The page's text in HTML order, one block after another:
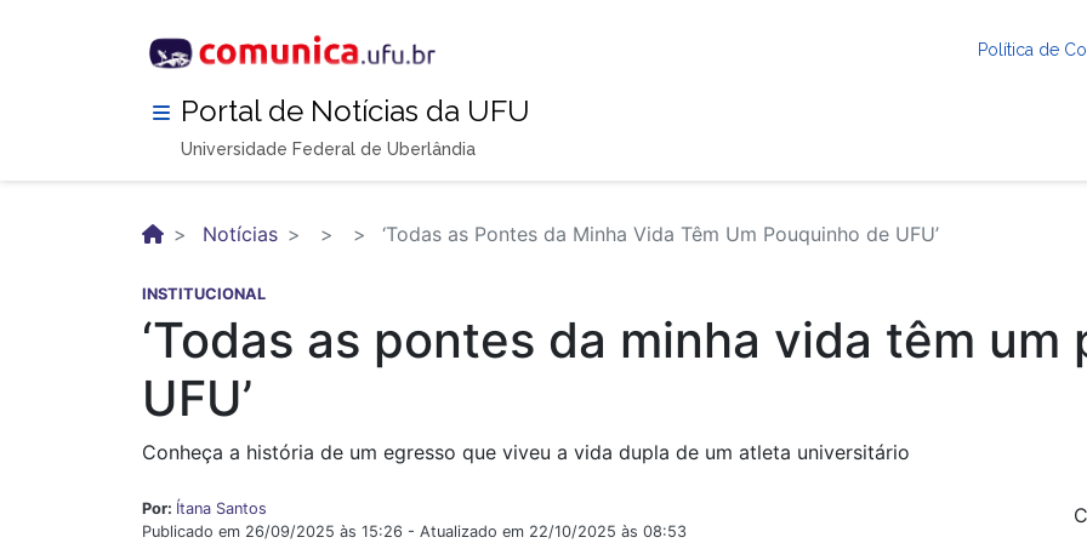
Política de
Portal de Notícias da UFU
Universidade Federal de Uberlândia
Notícias ‘Todas as Pontes da Minha Vida Têm Um Pouquinho de UFU’
INSTITUCIONAL
‘Todas as pontes da minha vida têm um
UFU’
Conheça a história de um egresso que viveu a vida dupla de um atleta universitário
Por: Ítana Santos
Publicado em 26/09/2025 às 15:26 - Atualizado em 22/10/2025 às 08:53